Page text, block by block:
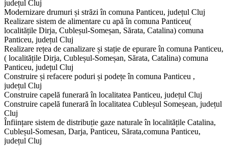
județul Cluj
Modernizare drumuri și străzi în comuna Panticeu, județul Cluj
Realizare sistem de alimentare cu apă în comuna Panticeu(
localitățile Dirja, Cubleșul-Someșan, Sărata, Catalina) comuna
Panticeu, județul Cluj
Realizare rețea de canalizare și stație de epurare în comuna Panticeu,
( localitățile Dirja, Cubleșul-Someșan, Sărata, Catalina) comuna
Panticeu, județul Cluj
Construire și refacere poduri și podețe în comuna Panticeu ,
județul Cluj
Construire capelă funerară în localitatea Panticeu, județul Cluj
Construire capelă funerară în localitatea Cubleșul Someșean, județul
Cluj
​Înființare sistem de distribuție gaze naturale în localitățile Catalina,
Cubleșul-Somesan, Darja, Panticeu, Sărata,comuna Panticeu,
județul Cluj